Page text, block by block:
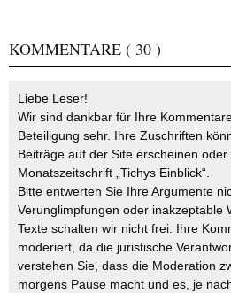
KOMMENTARE ( 30 )
Liebe Leser!
Wir sind dankbar für Ihre
Beteiligung sehr. Ihre Zuschriften
Beiträge auf der Site erscheinen
Monatszeitschrift „Tichys Einblick“.
Bitte entwerten Sie Ihre Argumente
Verunglimpfungen oder inakzeptable
Texte schalten wir nicht frei. Ihre
moderiert, da die juristische
verstehen Sie, dass die Moderation
morgens Pause macht und es, je